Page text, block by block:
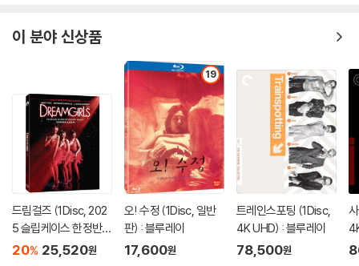
이 분야 신상품
드림걸즈 (1Disc, 202
5 슬립케이스 한정반 B
D) : 블루레이
20% 25,520원
19
오! 수정 (1Disc, 일반
판) : 블루레이
17,600원
트레인스포팅 (1Disc,
4K UHD) : 블루레이
78,500원